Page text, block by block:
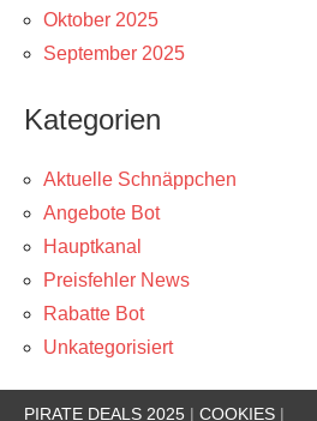
Oktober 2025
September 2025
Kategorien
Aktuelle Schnäppchen
Angebote Bot
Hauptkanal
Preisfehler News
Rabatte Bot
Unkategorisiert
PIRATE DEALS 2025 | COOKIES |